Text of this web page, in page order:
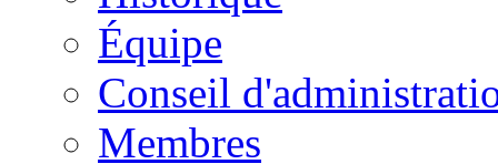
Équipe
Conseil
Membres